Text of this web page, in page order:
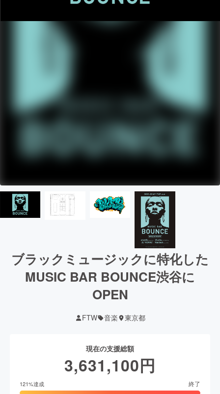
ブラックミュージックに特化した
MUSIC BAR BOUNCE渋谷に
OPEN
FTW 音楽 東京都
現在の支援総額
3,631,100円
121%達成 終了